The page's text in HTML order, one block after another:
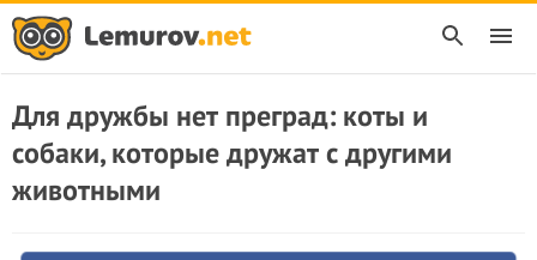
Для дружбы нет преград: коты и
собаки, которые дружат с другими
животными